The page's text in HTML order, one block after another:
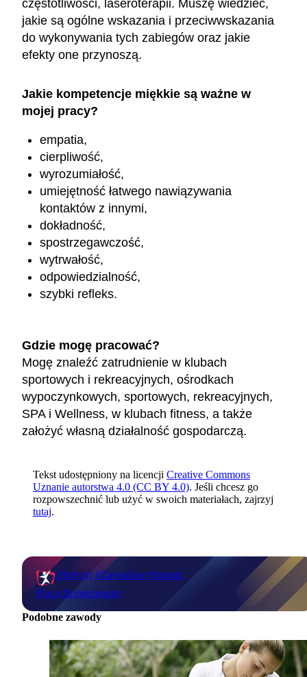
częstotliwości, laseroterapii. Muszę wiedzieć,
jakie są ogólne wskazania i przeciwwskazania
do wykonywania tych zabiegów oraz jakie
efekty one przynoszą.
Jakie kompetencje miękkie są ważne w
mojej pracy?
empatia,
cierpliwość,
wyrozumiałość,
umiejętność łatwego nawiązywania
kontaktów z innymi,
dokładność,
spostrzegawczość,
wytrwałość,
odpowiedzialność,
szybki refleks.
Gdzie mogę pracować?
Mogę znaleźć zatrudnienie w klubach
sportowych i rekreacyjnych, ośrodkach
wypoczynkowych, sportowych, rekreacyjnych,
SPA i Wellness, w klubach fitness, a także
założyć własną działalność gospodarczą.
Tekst udostępniony na licencji Creative Commons
Uznanie autorstwa 4.0 (CC BY 4.0). Jeśli chcesz go
rozpowszechnić lub użyć w swoich materiałach, zajrzyj
tutaj.
Obejrzyj #ZawodowyStream:
Praca fizjoterapeuty
Podobne zawody